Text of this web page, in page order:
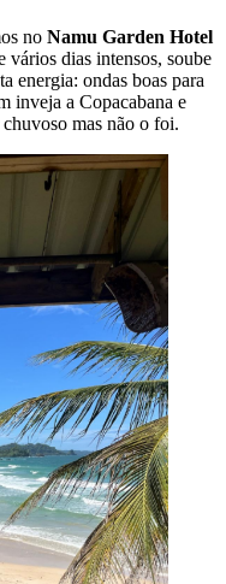
no Namu Garden Hotel
vários dias intensos, soube
energia: ondas boas para
inveja a Copacabana e
mas não o foi.